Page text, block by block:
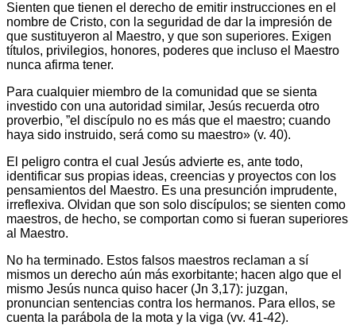
Sienten que tienen el derecho de emitir instrucciones en el
nombre de Cristo, con la seguridad de dar la impresión de
que sustituyeron al Maestro, y que son superiores. Exigen
títulos, privilegios, honores, poderes que incluso el Maestro
nunca afirma tener.
Para cualquier miembro de la comunidad que se sienta
investido con una autoridad similar, Jesús recuerda otro
proverbio, ”el discípulo no es más que el maestro; cuando
haya sido instruido, será como su maestro» (v. 40).
El peligro contra el cual Jesús advierte es, ante todo,
identificar sus propias ideas, creencias y proyectos con los
pensamientos del Maestro. Es una presunción imprudente,
irreflexiva. Olvidan que son solo discípulos; se sienten como
maestros, de hecho, se comportan como si fueran superiores
al Maestro.
No ha terminado. Estos falsos maestros reclaman a sí
mismos un derecho aún más exorbitante; hacen algo que el
mismo Jesús nunca quiso hacer (Jn 3,17): juzgan,
pronuncian sentencias contra los hermanos. Para ellos, se
cuenta la parábola de la mota y la viga (vv. 41-42).